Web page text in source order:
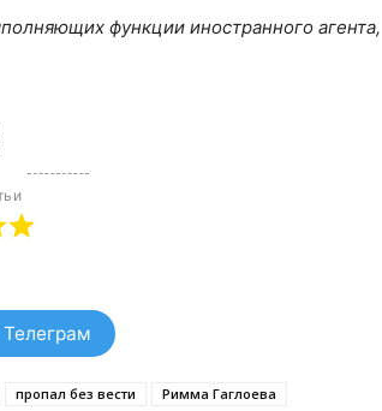
функции иностранного агента,
пропал без вести Римма Гаглоева